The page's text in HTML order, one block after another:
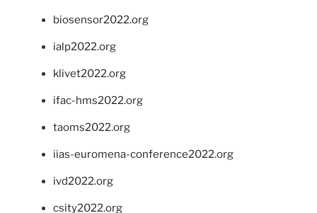
biosensor2022.org
ialp2022.org
klivet2022.org
ifac-hms2022.org
taoms2022.org
iias-euromena-conference2022.org
ivd2022.org
csity2022.org